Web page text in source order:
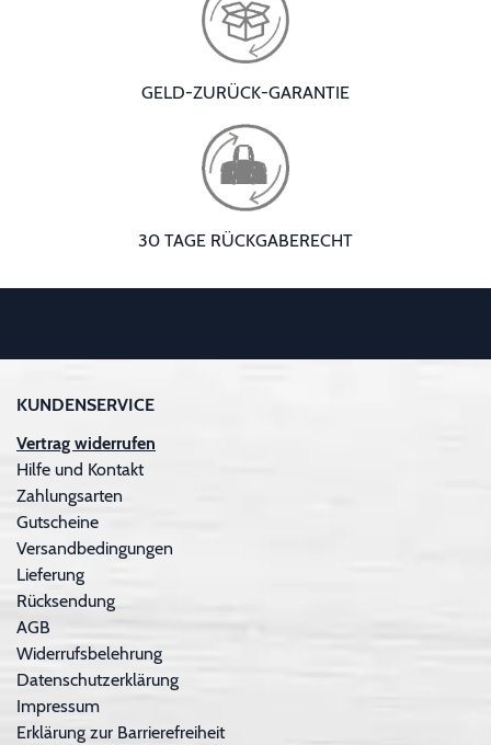
GELD-ZURÜCK-GARANTIE
30 TAGE RÜCKGABERECHT
KUNDENSERVICE
Vertrag widerrufen
Hilfe und Kontakt
Zahlungsarten
Gutscheine
Versandbedingungen
Lieferung
Rücksendung
AGB
Widerrufsbelehrung
Datenschutzerklärung
Impressum
Erklärung zur Barrierefreiheit